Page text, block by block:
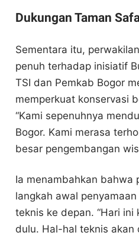
Dukungan Taman
Sementara itu,
penuh terhadap inisiatif
TSI dan Pemkab Bogor
memperkuat konservasi
“Kami sepenuhnya
Bogor. Kami merasa
besar pengembangan
Ia menambahkan bahwa
langkah awal
teknis ke depan. “Hari
dulu. Hal-hal teknis akan